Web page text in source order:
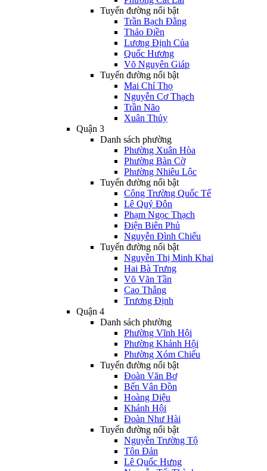
Tuyến đường nổi bật
Trần Bạch Đằng
Thảo Điền
Lương Định Của
Quốc Hương
Võ Nguyên Giáp
Tuyến đường nổi bật
Mai Chí Thọ
Nguyễn Cơ Thạch
Trần Não
Xuân Thủy
Quận 3
Danh sách phường
Phường Xuân Hòa
Phường Bàn Cờ
Phường Nhiêu Lộc
Tuyến đường nổi bật
Công Trường Quốc Tế
Lê Quý Đôn
Phạm Ngọc Thạch
Điện Biên Phủ
Nguyễn Đình Chiểu
Tuyến đường nổi bật
Nguyễn Thị Minh Khai
Hai Bà Trưng
Võ Văn Tần
Cao Thắng
Trương Định
Quận 4
Danh sách phường
Phường Vĩnh Hội
Phường Khánh Hội
Phường Xóm Chiếu
Tuyến đường nổi bật
Đoàn Văn Bơ
Bến Vân Đồn
Hoàng Diệu
Khánh Hội
Đoàn Như Hài
Tuyến đường nổi bật
Nguyễn Trường Tộ
Tôn Đản
Lê Quốc Hưng